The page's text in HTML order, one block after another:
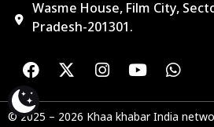
Wasme House, Film City,
Pradesh-201301.
© 2025 – 2026 Khaa khabar India